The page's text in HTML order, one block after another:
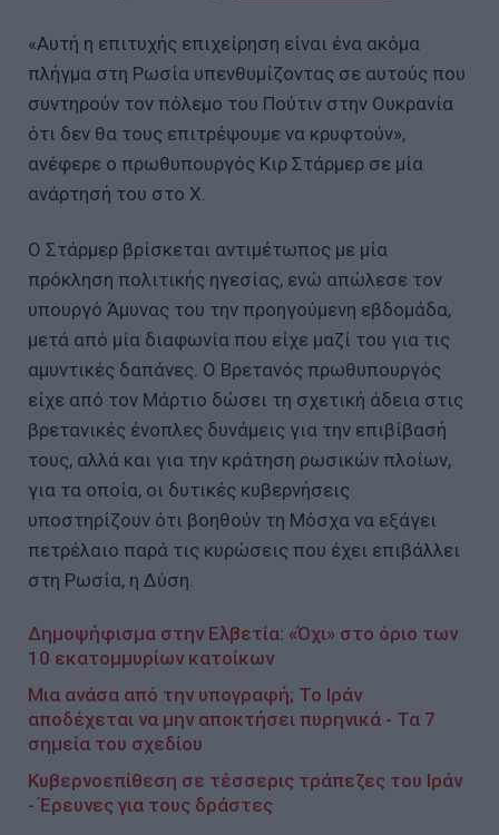
«Αυτή η επιτυχής επιχείρηση είναι ένα ακόμα
πλήγμα στη Ρωσία υπενθυμίζοντας σε αυτούς που
συντηρούν τον πόλεμο του Πούτιν στην Ουκρανία
ότι δεν θα τους επιτρέψουμε να κρυφτούν»,
ανέφερε ο πρωθυπουργός Κιρ Στάρμερ σε μία
ανάρτησή του στο Χ.
Ο Στάρμερ βρίσκεται αντιμέτωπος με μία
πρόκληση πολιτικής ηγεσίας, ενώ απώλεσε τον
υπουργό Άμυνας του την προηγούμενη εβδομάδα,
μετά από μία διαφωνία που είχε μαζί του για τις
αμυντικές δαπάνες. Ο Βρετανός πρωθυπουργός
είχε από τον Μάρτιο δώσει τη σχετική άδεια στις
βρετανικές ένοπλες δυνάμεις για την επιβίβασή
τους, αλλά και για την κράτηση ρωσικών πλοίων,
για τα οποία, οι δυτικές κυβερνήσεις
υποστηρίζουν ότι βοηθούν τη Μόσχα να εξάγει
πετρέλαιο παρά τις κυρώσεις που έχει επιβάλλει
στη Ρωσία, η Δύση.
Δημοψήφισμα στην Ελβετία: «Όχι» στο όριο των
10 εκατομμυρίων κατοίκων
Μια ανάσα από την υπογραφή; Το Ιράν
αποδέχεται να μην αποκτήσει πυρηνικά - Τα 7
σημεία του σχεδίου
Κυβερνοεπίθεση σε τέσσερις τράπεζες του Ιράν
- Έρευνες για τους δράστες